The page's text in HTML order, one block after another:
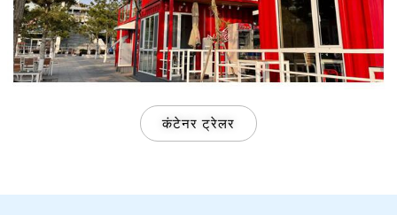
कंटेनर ट्रेलर
Shqip
Ελληνικά
Čeština
Slovenščina
Latviešu valoda
Dansk